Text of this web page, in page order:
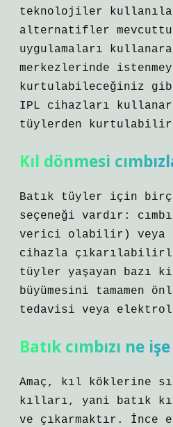
teknolojiler
alternatifler
uygulamaları
merkezlerinde
kurtulabileceğiniz
IPL cihazları
tüylerden
Kıl dönmesi
Batık tüyler için
seçeneği vardır:
verici olabilir) veya
cihazla
tüyler yaşayan bazı
büyümesini tamamen
tedavisi veya
Batık cımbızı ne
Amaç, kıl köklerine
kılları, yani batık
ve çıkarmaktır. İnce